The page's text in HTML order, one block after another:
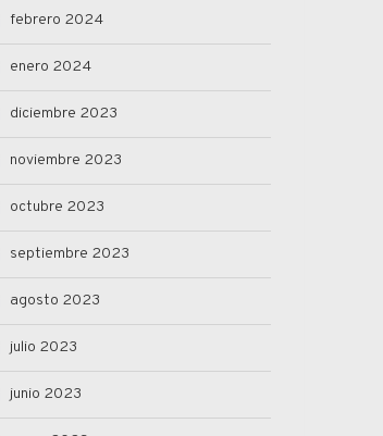
febrero 2024
enero 2024
diciembre 2023
noviembre 2023
octubre 2023
septiembre 2023
agosto 2023
julio 2023
junio 2023